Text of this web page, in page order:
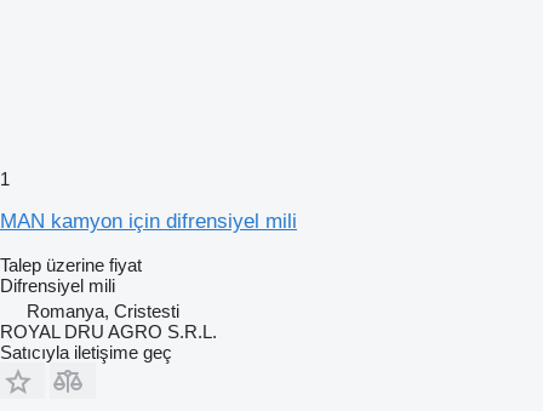
1
MAN kamyon için difrensiyel mili
Talep üzerine fiyat
Difrensiyel mili
Romanya, Cristesti
ROYAL DRU AGRO S.R.L.
Satıcıyla iletişime geç